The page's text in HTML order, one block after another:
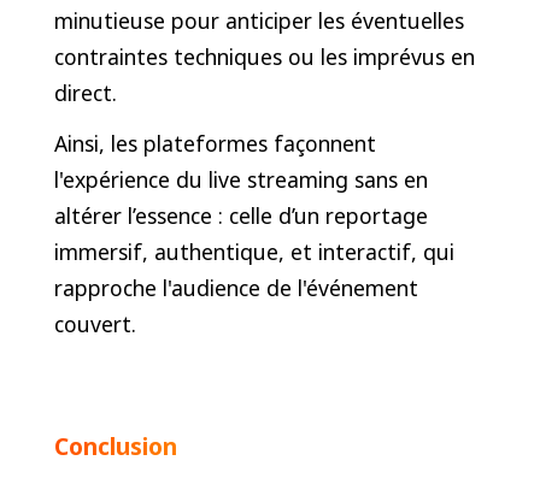
minutieuse pour anticiper les éventuelles
contraintes techniques ou les imprévus en
direct.
Ainsi, les plateformes façonnent
l'expérience du live streaming sans en
altérer l’essence : celle d’un reportage
immersif, authentique, et interactif, qui
rapproche l'audience de l'événement
couvert.
Conclusion